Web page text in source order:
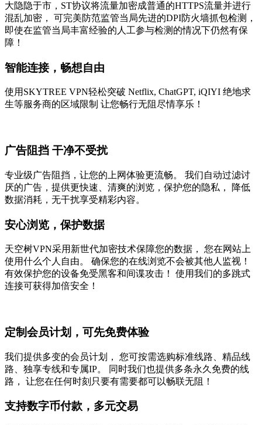
大隐隐于市，ST协议将流量加密成普通的HTTPS流量并进行
混乱加密， 可完美防范监管当局先进的DPI防火墙抓包检测，
即使在监管当局丰富经验的人工参与检测的情况下仍然有保
障！
智能连接，畅想自由
使用SKYTREE VPN轻松突破 Netflix, ChatGPT, iQIYI 绝地求
生等服务商的区域限制 让您畅行无阻尽情享乐！
广告阻挡 干净不受扰
专业级广告阻挡，让您的上网体验更流畅。 我们自动过滤讨
厌的广告，提供更快速、清爽的浏览，保护您的隐私， 降低
数据消耗，无干扰享受精彩内容。
安心浏览，保护数据
天空树VPN采用新世代加密技术保障您的数据， 您在网站上
使用什么个人自由。 确保您的在线浏览不会被其他人监视！
有效保护您的设备免受黑客和间谍攻击！ 使用我们的多跳式
连接可获得加倍安全！
定制会员计划，可先免费体验
我们提供多变的会员计划， 您可按需选购标准线路、精品线
路、独享专线和专属IP。 同时我们也提供多条永久免费的线
路， 让您在任何时刻只要有需要都可以畅联无阻！
支持数字币付款，多元交易